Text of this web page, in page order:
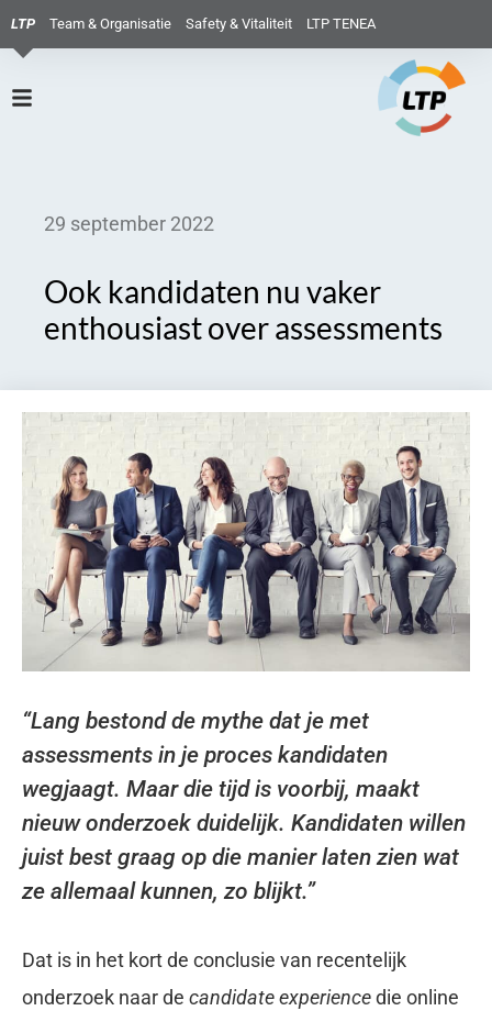
LTP Team & Organisatie Safety & Vitaliteit LTP TENEA
29 september 2022
Ook kandidaten nu vaker
enthousiast over assessments
“Lang bestond de mythe dat je met
assessments in je proces kandidaten
wegjaagt. Maar die tijd is voorbij, maakt
nieuw onderzoek duidelijk. Kandidaten willen
juist best graag op die manier laten zien wat
ze allemaal kunnen, zo blijkt.”
Dat is in het kort de conclusie van recentelijk
onderzoek naar de candidate experiencedie online